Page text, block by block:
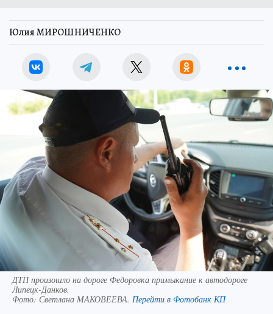
Юлия МИРОШНИЧЕНКО
ДТП произошло на дороге Федоровка примыкание к автодороге
Липецк-Данков.
Фото: Светлана МАКОВЕЕВА. Перейти в Фотобанк КП